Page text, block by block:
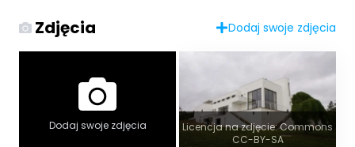
Zdjęcia Dodaj swoje zdjęcia
Dodaj swoje zdjęcia
Licencja na zdjęcie: Commons
CC-BY-SA